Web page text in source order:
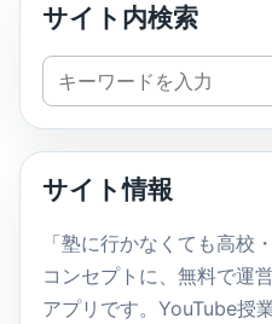
サイト内検索
サ
イ
ト
検
索
サイト情報
「塾に行かなくても高校
コンセプトに、無料で運
アプリです。YouTube授